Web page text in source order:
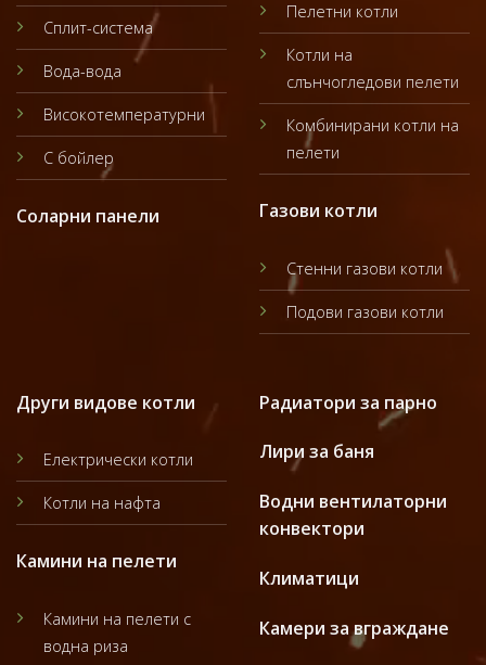
Сплит-система
Вода-вода
Високотемпературни
С бойлер
Соларни панели
Пелетни котли
Котли на
слънчогледови пелети
Комбинирани котли на
пелети
Газови котли
Стенни газови котли
Подови газови котли
Други видове котли
Електрически котли
Котли на нафта
Камини на пелети
Камини на пелети с
водна риза
Радиатори за парно
Лири за баня
Водни вентилаторни
конвектори
Климатици
Камери за вграждане